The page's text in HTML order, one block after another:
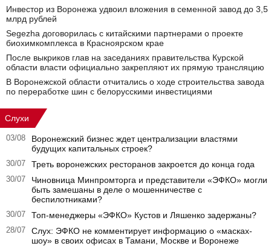
Инвестор из Воронежа удвоил вложения в семенной завод до 3,5
млрд рублей
Segezha договорилась с китайскими партнерами о проекте
биохимкомплекса в Красноярском крае
После выкриков глав на заседаниях правительства Курской
области власти официально закрепляют их прямую трансляцию
В Воронежской области отчитались о ходе строительства завода
по переработке шин с белорусскими инвестициями
Слухи
03/08
Воронежский бизнес ждет централизации властями
будущих капитальных строек?
30/07 Треть воронежских ресторанов закроется до конца года
30/07
Чиновница Минпромторга и представители «ЭФКО» могли
быть замешаны в деле о мошенничестве с
беспилотниками?
30/07 Топ-менеджеры «ЭФКО» Кустов и Ляшенко задержаны?
28/07
Слух: ЭФКО не комментирует информацию о «масках-
шоу» в своих офисах в Тамани, Москве и Воронеже